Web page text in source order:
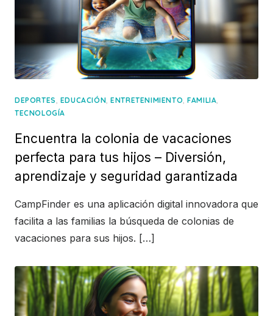
DEPORTES, EDUCACIÓN,ENTRETENIMIENTO,FAMILIA,
TECNOLOGÍA
Encuentra la colonia de vacaciones
perfecta para tus hijos – Diversión,
aprendizaje y seguridad garantizada
CampFinder es una aplicación digital innovadora que
facilita a las familias la búsqueda de colonias de
vacaciones para sus hijos. […]